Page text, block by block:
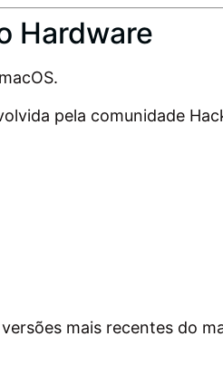
Hardware
pela comunidade
mais recentes do